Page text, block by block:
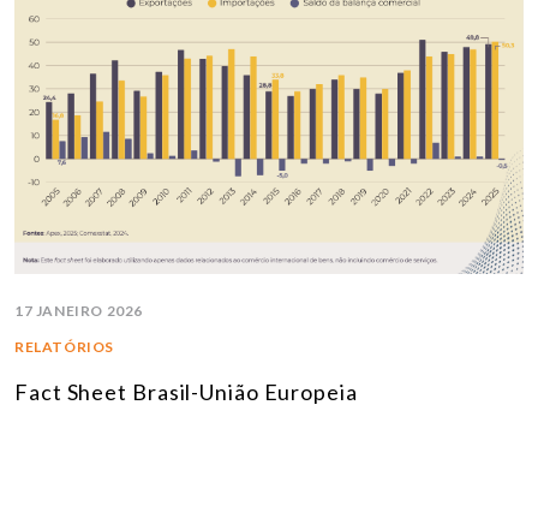
17 JANEIRO 2026
RELATÓRIOS
Fact Sheet Brasil-União Europeia